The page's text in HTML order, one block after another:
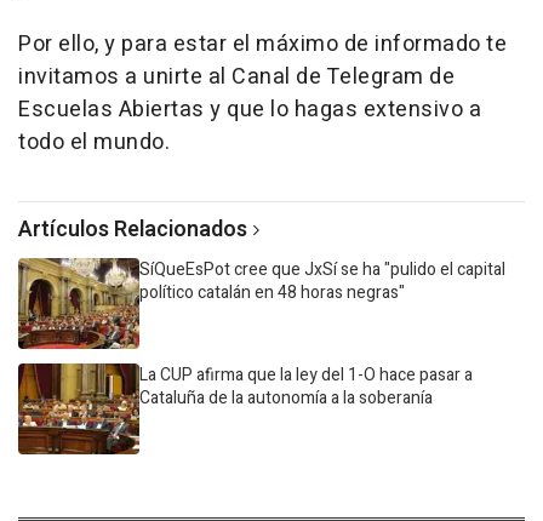
Por ello, y para estar el máximo de informado te
invitamos a unirte al Canal de Telegram de
Escuelas Abiertas y que lo hagas extensivo a
todo el mundo.
Artículos Relacionados
SíQueEsPot cree que JxSí se ha "pulido el capital
político catalán en 48 horas negras"
La CUP afirma que la ley del 1-O hace pasar a
Cataluña de la autonomía a la soberanía